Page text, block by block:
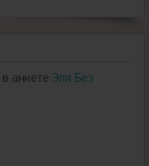
в анкете Эля Без